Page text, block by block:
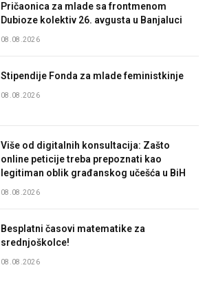
Pričaonica za mlade sa frontmenom
Dubioze kolektiv 26. avgusta u Banjaluci
08.08.2026
Stipendije Fonda za mlade feministkinje
08.08.2026
Više od digitalnih konsultacija: Zašto
online peticije treba prepoznati kao
legitiman oblik građanskog učešća u BiH
08.08.2026
Besplatni časovi matematike za
srednjoškolce!
08.08.2026